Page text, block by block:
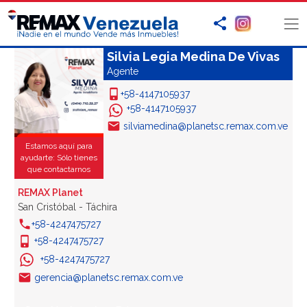
Estamos aquí para
ayudarte: Sólo tienes
que contactarnos
Silvia Legia Medina De Vivas
Agente
+58-4147105937
+58-4147105937
silviamedina@planetsc.remax.com.ve
REMAX Planet
San Cristóbal - Táchira
+58-4247475727
+58-4247475727
+58-4247475727
gerencia@planetsc.remax.com.ve